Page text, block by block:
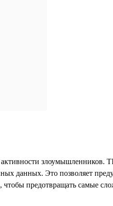
данных. Это позволяет
предотвращать самые